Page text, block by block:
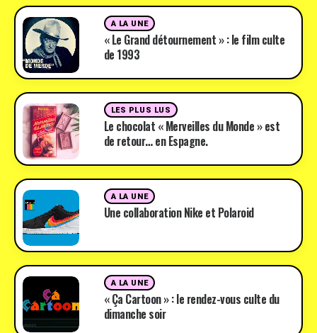
A LA UNE
« Le Grand détournement » : le film culte
de 1993
LES PLUS LUS
Le chocolat « Merveilles du Monde » est
de retour… en Espagne.
A LA UNE
Une collaboration Nike et Polaroid
A LA UNE
« Ça Cartoon » : le rendez-vous culte du
dimanche soir